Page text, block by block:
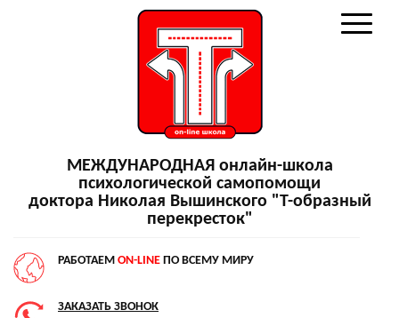
МЕЖДУНАРОДНАЯ онлайн-школа
психологической самопомощи
доктора Николая Вышинского "Т-образный
перекресток"
РАБОТАЕМ ON-LINE ПО ВСЕМУ МИРУ
ЗАКАЗАТЬ ЗВОНОК